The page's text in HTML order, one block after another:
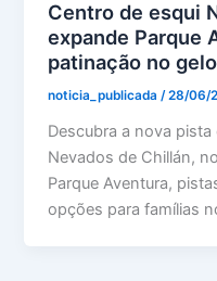
Centro de esqui
expande Parque
patinação no gelo
noticia_publicada/28/06/
Descubra a nova
Nevados de Chillán,
Parque Aventura,
opções para famílias